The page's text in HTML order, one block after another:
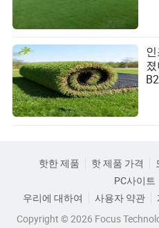
핫한 제품 핫 제품 가격
PC사이트
우리에 대하여
사용자 약관
Copyright © 2026 Focus